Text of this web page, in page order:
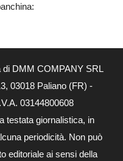
di DMM COMPANY SRL
03018 Paliano (FR) -
03144800608
testata giornalistica, in
periodicità. Non può
editoriale ai sensi della